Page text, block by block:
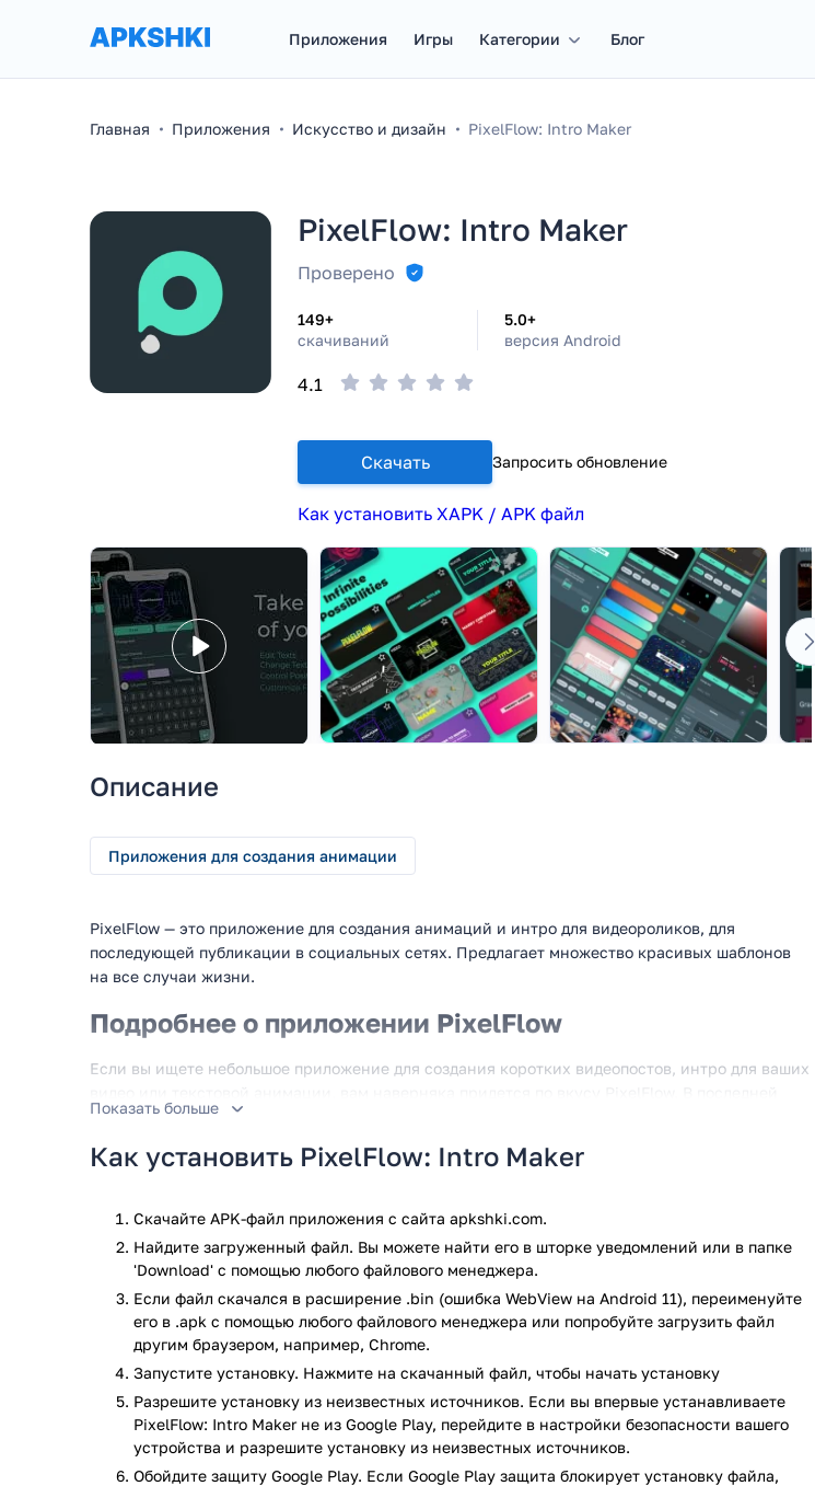
Приложения Игры Категории Блог
Главная Приложения Искусство и дизайн PixelFlow: Intro Maker
PixelFlow: Intro Maker
Проверено
149+
скачиваний
5.0+
версия Android
4.1
Скачать Запросить обновление
Как установить XAPK / APK файл
Описание
Приложения для создания анимации
PixelFlow — это приложение для создания анимаций и интро для видеороликов, для
последующей публикации в социальных сетях. Предлагает множество красивых шаблонов
на все случаи жизни.
Подробнее о приложении PixelFlow
Если вы ищете небольшое приложение для создания коротких видеопостов, интро для ваших
версии программы, вам доступно большое количество шаблонов на все случаи жизни:
можно добавить в избранное, для обработки в более удобный момент. Выбрав шаблон, вам
анимации можно сохранить на телефоне, с выбором разрешения, либо отправить друзьям
через социальные сети.
Что вас ожидает в этом приложении:
Более 200 высококачественных шаблонов.
2000+ шрифтов.
Изменение положения, размера и цвета текста.
Большой выбор фонов.
Программа очень проста в использовании.
Сохранение шаблонов в избранном.
Быстрое создание анимаций.
Показать больше
Как установить PixelFlow: Intro Maker
Скачайте APK-файл приложения с сайта apkshki.com.
Найдите загруженный файл. Вы можете найти его в шторке уведомлений или в папке
'Download' с помощью любого файлового менеджера.
Если файл скачался в расширение .bin (ошибка WebView на Android 11), переименуйте
его в .apk с помощью любого файлового менеджера или попробуйте загрузить файл
другим браузером, например, Chrome.
Запустите установку. Нажмите на скачанный файл, чтобы начать установку
Разрешите установку из неизвестных источников. Если вы впервые устанавливаете
PixelFlow: Intro Maker не из Google Play, перейдите в настройки безопасности вашего
устройства и разрешите установку из неизвестных источников.
Обойдите защиту Google Play. Если Google Play защита блокирует установку файла,